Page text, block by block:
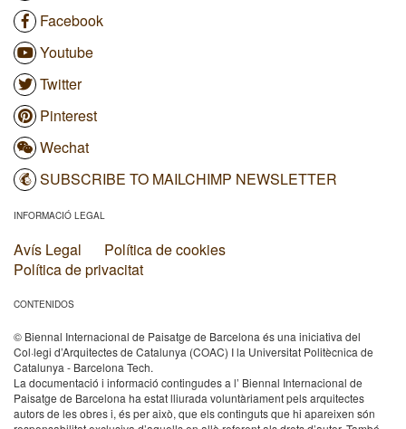
Facebook
Youtube
Twitter
Pinterest
Wechat
SUBSCRIBE TO MAILCHIMP NEWSLETTER
INFORMACIÓ LEGAL
Avís Legal
Política de cookies
Política de privacitat
CONTENIDOS
© Biennal Internacional de Paisatge de Barcelona és una iniciativa del
Col·legi d’Arquitectes de Catalunya (COAC) I la Universitat Politècnica de
Catalunya - Barcelona Tech.
La documentació i informació contingudes a l’ Biennal Internacional de
Paisatge de Barcelona ha estat lliurada voluntàriament pels arquitectes
autors de les obres i, és per això, que els continguts que hi apareixen són